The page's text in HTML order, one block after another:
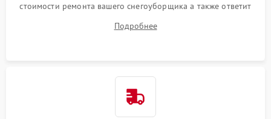
стоимости ремонта вашего снегоуборщика а также ответит
Подробнее